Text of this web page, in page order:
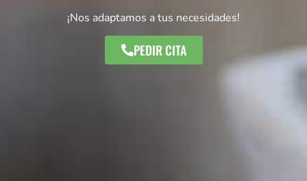
¡Nos adaptamos a tus necesidades!
PEDIR CITA